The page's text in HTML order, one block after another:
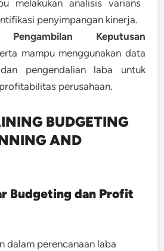
melakukan analisis varians
penyimpangan kinerja.
Pengambilan Keputusan
mampu menggunakan data
pengendalian laba untuk
perusahaan.
BUDGETING
AND
Budgeting dan Profit
dalam perencanaan laba